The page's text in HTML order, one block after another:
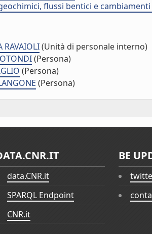
flussi bentici e cambiamenti
RAVAIOLI(Unità di personale interno)
(Persona)
(Persona)
(Persona)
data.CNR.it
SPARQL Endpoint
CNR.it
BE